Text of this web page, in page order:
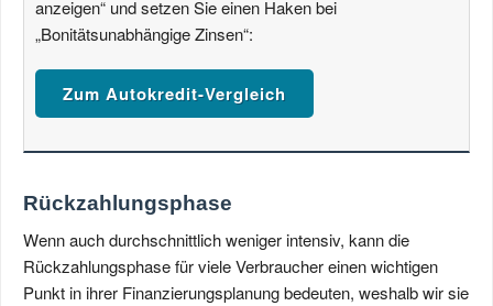
anzeigen“ und setzen Sie einen Haken bei
„Bonitätsunabhängige Zinsen“:
Zum Autokredit-Vergleich
Rückzahlungsphase
Wenn auch durchschnittlich weniger intensiv, kann die
Rückzahlungsphase für viele Verbraucher einen wichtigen
Punkt in ihrer Finanzierungsplanung bedeuten, weshalb wir sie